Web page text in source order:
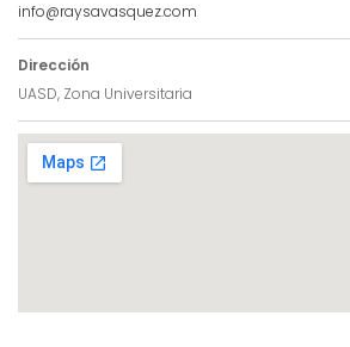
info@raysavasquez.com
Dirección
UASD, Zona Universitaria